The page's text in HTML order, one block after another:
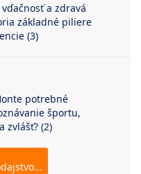
a zdravá
základné piliere
(3)
potrebné
športu,
zvlášť? (2)